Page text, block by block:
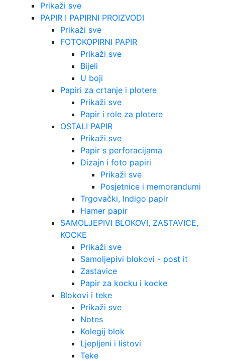
Prikaži sve
PAPIR I PAPIRNI PROIZVODI
Prikaži sve
FOTOKOPIRNI PAPIR
Prikaži sve
Bijeli
U boji
Papiri za crtanje i plotere
Prikaži sve
Papir i role za plotere
OSTALI PAPIR
Prikaži sve
Papir s perforacijama
Dizajn i foto papiri
Prikaži sve
Posjetnice i memorandumi
Trgovački, Indigo papir
Hamer papir
SAMOLJEPIVI BLOKOVI, ZASTAVICE,
KOCKE
Prikaži sve
Samoljepivi blokovi - post it
Zastavice
Papir za kocku i kocke
Blokovi i teke
Prikaži sve
Notes
Kolegij blok
Ljepljeni i listovi
Teke